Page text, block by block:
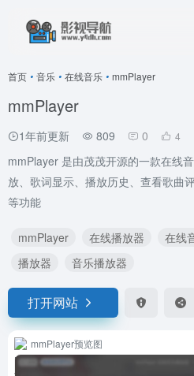
首页 • 音乐 • 在线音乐 • mmPlayer
mmPlayer
1年前更新 809 0 4
mmPlayer 是由茂茂开源的一款在线
放、歌词显示、播放历史、查看歌曲
等功能
mmPlayer 在线播放器 在线
播放器
音乐播放器
打开网站
mmPlayer预览图